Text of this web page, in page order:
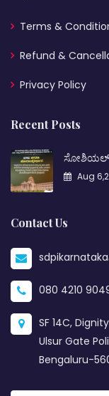
Terms &
Refund &
Privacy Policy
Recent Posts
ಸೋಶಿಯಲ್
Aug
Contact Us
080 4210
SF 14C,
Ulsur Gate
Bengaluru-